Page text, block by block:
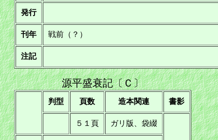
発行
刊年 戦前（？）
注記
源平盛衰記〔Ｃ〕
判型 頁数 造本関連 書影
５１頁 ガリ版、袋綴